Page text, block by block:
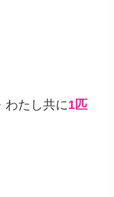
わたし共に1匹